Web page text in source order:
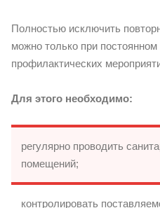
Полностью исключить
можно только при
профилактических
Для этого необходимо:
регулярно проводить
помещений;
контролировать